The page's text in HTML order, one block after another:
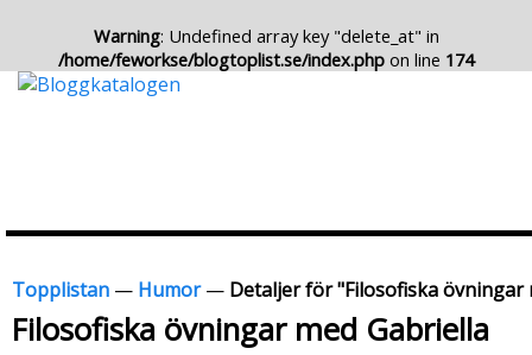
Warning: Undefined array key "delete_at" in
/home/feworkse/blogtoplist.se/index.php on line 174
Topplistan — Humor— Detaljer för "Filosofiska övningar
Filosofiska övningar med Gabriella